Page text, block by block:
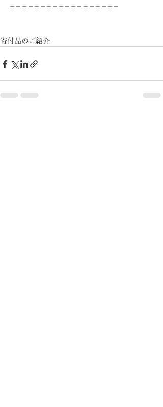
＝＝＝＝＝＝＝＝＝＝＝＝＝＝＝＝＝＝
寄付品のご紹介